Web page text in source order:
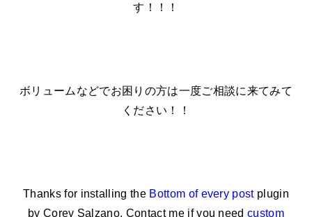
す！！！
ボリュームなどでお困りの方は一度ご相談に来てみて
ください！！
Thanks for installing the Bottom of every postplugin
by Corey Salzano. Contact me if you needcustom